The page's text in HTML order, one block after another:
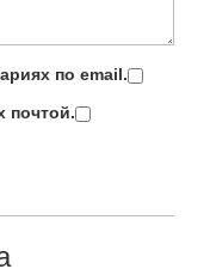
по email.
почтой.